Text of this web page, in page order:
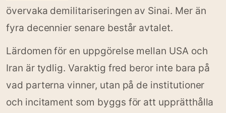
övervaka demilitariseringen av Sinai. Mer än
fyra decennier senare består avtalet.
Lärdomen för en uppgörelse mellan USA och
Iran är tydlig. Varaktig fred beror inte bara på
vad parterna vinner, utan på de institutioner
och incitament som byggs för att upprätthålla